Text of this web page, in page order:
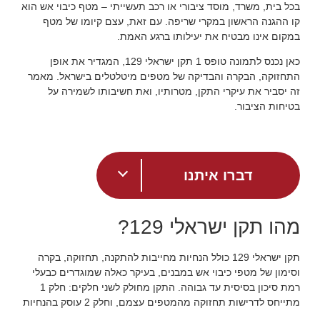
בכל בית, משרד, מוסד ציבורי או רכב תעשייתי – מטף כיבוי אש הוא
קו ההגנה הראשון במקרי שריפה. עם זאת, עצם קיומו של מטף
במקום אינו מבטיח את יעילותו ברגע האמת.
כאן נכנס לתמונה טופס 1 תקן ישראלי 129, המגדיר את אופן
התחזוקה, הבקרה והבדיקה של מטפים מיטלטלים בישראל. מאמר
זה יסביר את עיקרי התקן, מטרותיו, ואת חשיבותו לשמירה על
בטיחות הציבור.
דברו איתנו
מהו תקן ישראלי 129?
תקן ישראלי 129 כולל הנחיות מחייבות להתקנה, תחזוקה, בקרה
וסימון של מטפי כיבוי אש במבנים, בעיקר כאלה שמוגדרים כבעלי
רמת סיכון בסיסית עד גבוהה. התקן מחולק לשני חלקים: חלק 1
מתייחס לדרישות תחזוקה מהמטפים עצמם, וחלק 2 עוסק בהנחיות